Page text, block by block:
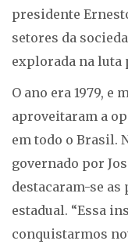
presidente
setores da
explorada na luta
O ano era 1979,
aproveitaram a
em todo o Brasil.
governado por
destacaram-se
estadual. “Essa
conquistarmos